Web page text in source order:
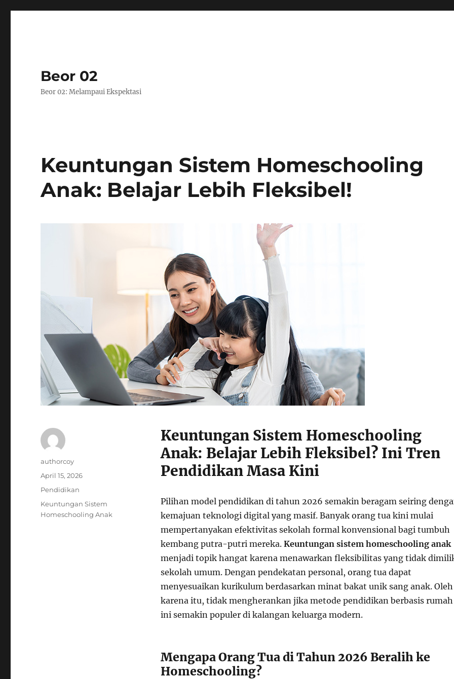
Beor 02
Beor 02: Melampaui Ekspektasi
Keuntungan Sistem Homeschooling
Anak: Belajar Lebih Fleksibel!
Keuntungan Sistem Homeschooling
Anak: Belajar Lebih Fleksibel? Ini Tren
Pendidikan Masa Kini
Pilihan model pendidikan di tahun 2026 semakin beragam seiring
kemajuan teknologi digital yang masif. Banyak orang tua kini mulai
mempertanyakan efektivitas sekolah formal konvensional bagi tumbuh
kembang putra-putri mereka. Keuntungan sistem homeschooling anak
menjadi topik hangat karena menawarkan fleksibilitas yang tidak
sekolah umum. Dengan pendekatan personal, orang tua dapat
menyesuaikan kurikulum berdasarkan minat bakat unik sang anak. Oleh
karena itu, tidak mengherankan jika metode pendidikan berbasis rumah
ini semakin populer di kalangan keluarga modern.
Mengapa Orang Tua di Tahun 2026 Beralih ke
Homeschooling?
Author
authorcoy
Posted
April 15, 2026
Categories
Pendidikan
Tags
Keuntungan Sistem
Homeschooling Anak